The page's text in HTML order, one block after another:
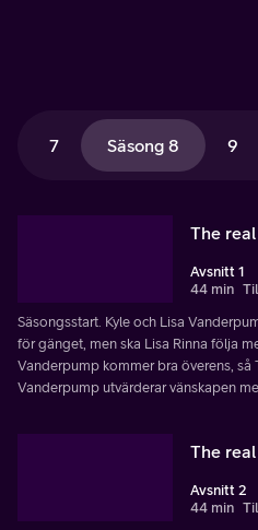
7 Säsong 8 9
The
Avsnitt 1
44 min
Säsongsstart. Kyle och Lisa
för gänget, men ska Lisa Rinna följa
Vanderpump kommer bra överens, så
Vanderpump utvärderar vänskapen
The
Avsnitt 2
44 min